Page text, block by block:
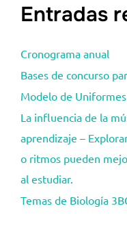
Entradas
Cronograma anual
Bases de concurso
Modelo de
La influencia de la
aprendizaje –
o ritmos pueden
al estudiar.
Temas de Biología